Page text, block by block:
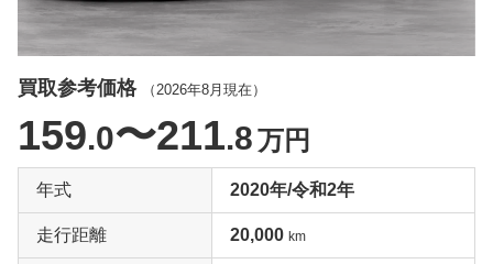
買取参考価格 （ 2026年8月 現在）
159.0〜211.8万円
年式 2020年/令和2年
走行距離 20,000 km